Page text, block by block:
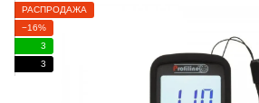
РАСПРОДАЖА
−16%
3
3